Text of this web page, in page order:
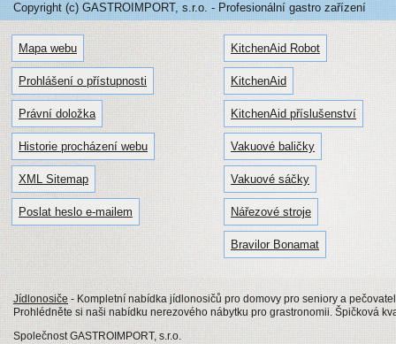
Copyright (c) GASTROIMPORT, s.r.o. - Profesionální gastro zařízení
Mapa webu
Prohlášení o přístupnosti
Právní doložka
Historie procházení webu
XML Sitemap
Poslat heslo e-mailem
KitchenAid Robot
KitchenAid
KitchenAid příslušenství
Vakuové baličky
Vakuové sáčky
Nářezové stroje
Bravilor Bonamat
Jídlonosiče - Kompletní nabídka jídlonosičů pro domovy pro seniory a
Prohlédněte si naši nabídku nerezového nábytku pro grastronomii. Špičková
Společnost GASTROIMPORT, s.r.o.